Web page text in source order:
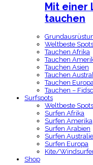
Mit einer
tauchen
Weltbeste Spots
Tauchen Afrika
Tauchen
Tauchen Asien
Tauchen
Tauchen
Tauchen –
Surfspots
Weltbeste Spots
Surfen Afrika
Surfen Amerika
Surfen Arabien
Surfen
Surfen Europa
Kite/
Shop